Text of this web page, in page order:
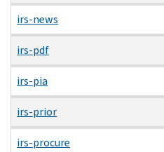
irs-news
irs-pdf
irs-pia
irs-prior
irs-procure